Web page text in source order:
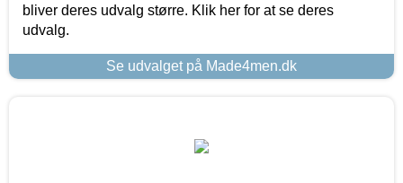
bliver deres udvalg større. Klik her for at se deres
udvalg.
Se udvalget på Made4men.dk